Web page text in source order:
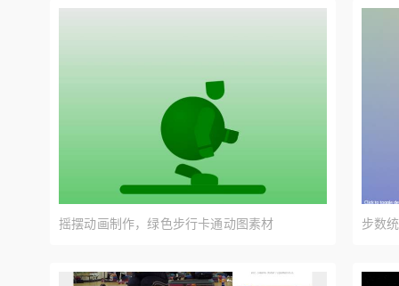
摇摆动画制作，绿色步行卡通动图素材 步数